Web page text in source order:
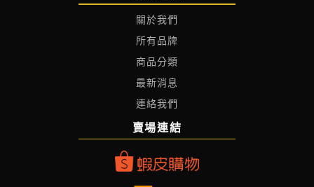
關於我們
所有品牌
商品分類
最新消息
連絡我們
賣場連結